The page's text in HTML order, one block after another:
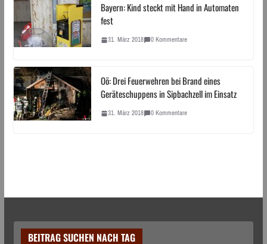
Bayern: Kind steckt mit Hand in Automaten
fest
31. März 2018 0 Kommentare
Oö: Drei Feuerwehren bei Brand eines
Geräteschuppens in Sipbachzell im Einsatz
31. März 2018 0 Kommentare
BEITRAG SUCHEN NACH TAG